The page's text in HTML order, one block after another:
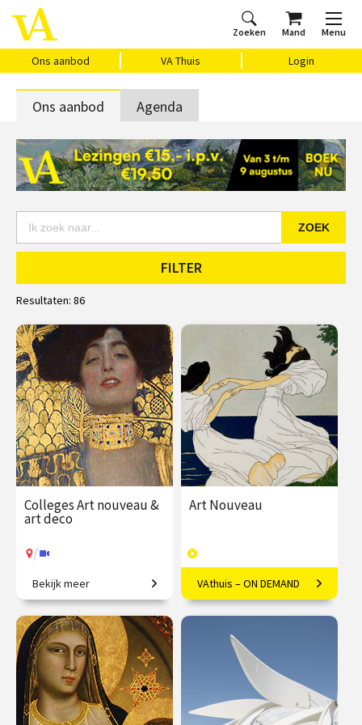
Zoeken Mand Menu
Ons aanbod VA Thuis Login
Home
Ons aanbod
Agenda
VAthuis
Over ons
Vragen?
Cadeaubon
Ons aanbod Agenda
ZOEK
FILTER
Resultaten: 86
Colleges Art nouveau &
art deco
/
Restyling van de wereld.
€ 345.00
vanaf 22
sep.
/ Op locatie of online
Bekijk meer
Art Nouveau
Vloeiende vernieuwing in
Europa
€ 169.00
afleveringen
Speeltijd 10 uur
VAthuis
VAthuis – ON DEMAND